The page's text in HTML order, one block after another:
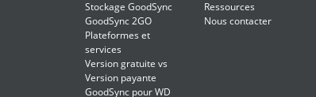
Stockage GoodSync
GoodSync 2GO
Plateformes et
services
Version gratuite vs
Version payante
GoodSync pour WD
Ressources
Nous contacter